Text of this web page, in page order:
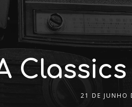
21 DE JUNHO